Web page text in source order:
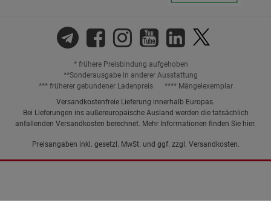
* frühere Preisbindung aufgehoben
**Sonderausgabe in anderer Ausstattung
*** früherer gebundener Ladenpreis
**** Mängelexemplar
Versandkostenfreie Lieferung innerhalb Europas.
Bei Lieferungen ins außereuropäische Ausland werden die tatsächlich
anfallenden Versandkosten berechnet. Mehr Informationen finden Sie hier.
Preisangaben inkl. gesetzl. MwSt. und ggf. zzgl. Versandkosten.